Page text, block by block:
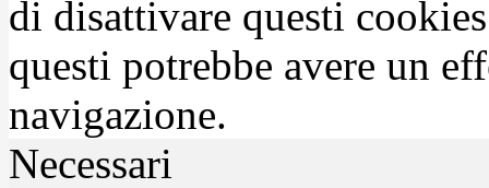
di disattivare questi
questi potrebbe avere un
navigazione.
Necessari